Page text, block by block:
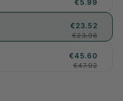
€5.99
€23.52
€23.96
€45.60
€47.92